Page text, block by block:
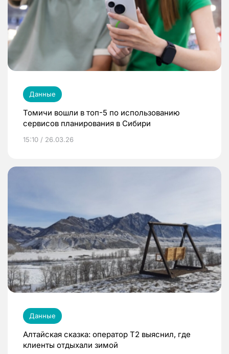
Данные
Томичи вошли в топ-5 по использованию
сервисов планирования в Сибири
15:10 / 26.03.26
Данные
Алтайская сказка: оператор T2 выяснил, где
клиенты отдыхали зимой